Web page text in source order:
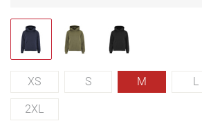
XS S M L
2XL